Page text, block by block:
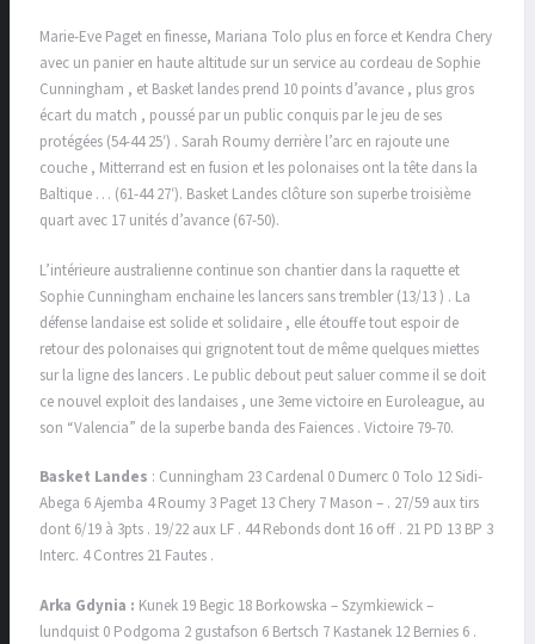
Marie-Eve Paget en finesse, Mariana Tolo plus en force et Kendra Chery
avec un panier en haute altitude sur un service au cordeau de Sophie
Cunningham , et Basket landes prend 10 points d’avance , plus gros
écart du match , poussé par un public conquis par le jeu de ses
protégées (54-44 25′) . Sarah Roumy derrière l’arc en rajoute une
couche , Mitterrand est en fusion et les polonaises ont la tête dans la
Baltique … (61-44 27′). Basket Landes clôture son superbe troisième
quart avec 17 unités d’avance (67-50).
L’intérieure australienne continue son chantier dans la raquette et
Sophie Cunningham enchaine les lancers sans trembler (13/13 ) . La
défense landaise est solide et solidaire , elle étouffe tout espoir de
retour des polonaises qui grignotent tout de même quelques miettes
sur la ligne des lancers . Le public debout peut saluer comme il se doit
ce nouvel exploit des landaises , une 3eme victoire en Euroleague, au
son “Valencia” de la superbe banda des Faiences . Victoire 79-70.
Basket Landes : Cunningham 23 Cardenal 0 Dumerc 0 Tolo 12 Sidi-
Abega 6 Ajemba 4 Roumy 3 Paget 13 Chery 7 Mason – . 27/59 aux tirs
dont 6/19 à 3pts . 19/22 aux LF . 44 Rebonds dont 16 off . 21 PD 13 BP 3
Interc. 4 Contres 21 Fautes .
Arka Gdynia : Kunek 19 Begic 18 Borkowska – Szymkiewick –
lundquist 0 Podgoma 2 gustafson 6 Bertsch 7 Kastanek 12 Bernies 6 .